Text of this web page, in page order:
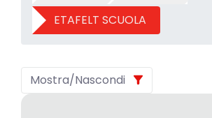
ETAFELT SCUOLA
Mostra/Nascondi